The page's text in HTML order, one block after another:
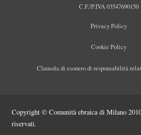
C.F./P.IVA 03547690150
Privacy Policy
Cookie Policy
Clausola di esonero di responsabilità
Copyright © Comunità ebraica di Milano
riservati.